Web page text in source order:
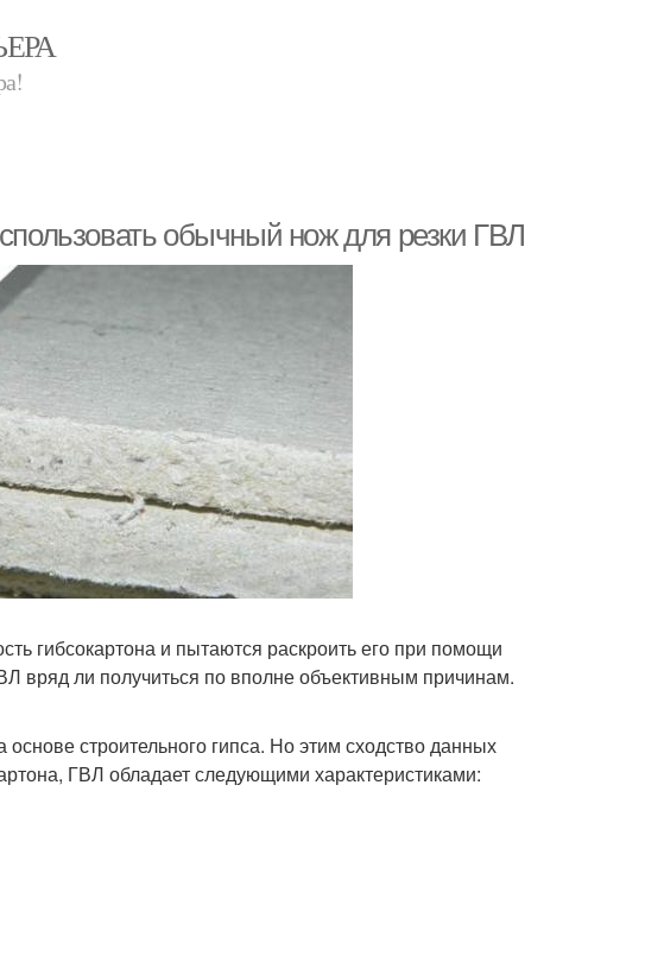
обычный нож для резки ГВЛ
гибсокартона и пытаются раскроить его при помощи
вряд ли получиться по вполне объективным причинам.
строительного гипса. Но этим сходство данных
ГВЛ обладает следующими характеристиками: